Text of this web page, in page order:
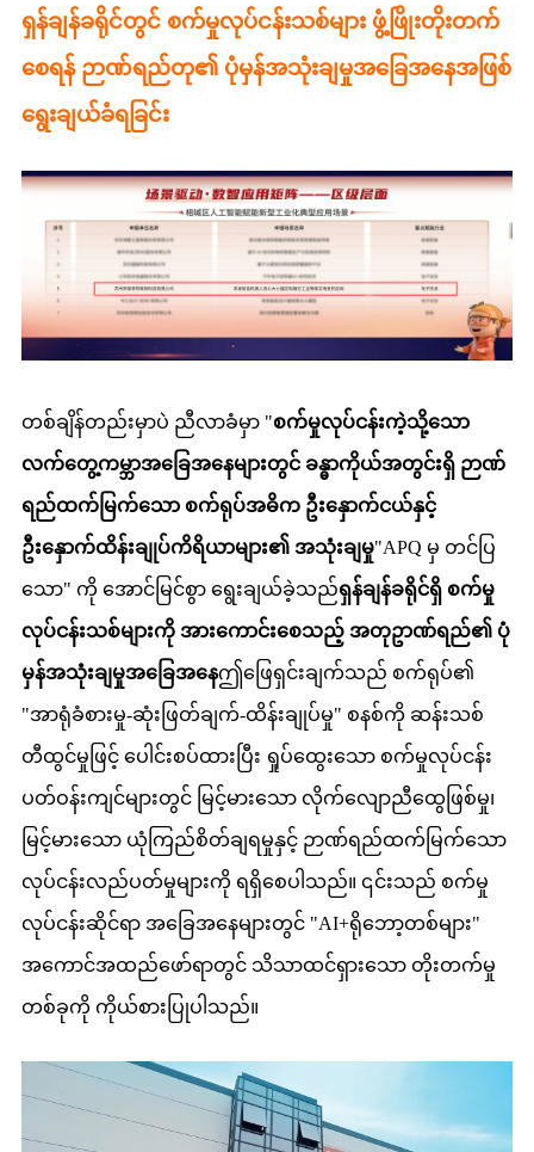
ရှန်ချန်ခရိုင်တွင် စက်မှုလုပ်ငန်းသစ်များ ဖွံ့ဖြိုးတိုးတက်
စေရန် ဉာဏ်ရည်တု၏ ပုံမှန်အသုံးချမှုအခြေအနေအဖြစ်
ရွေးချယ်ခံရခြင်း
တစ်ချိန်တည်းမှာပဲ ညီလာခံမှာ "စက်မှုလုပ်ငန်းကဲ့သို့သော
လက်တွေ့ကမ္ဘာအခြေအနေများတွင် ခန္ဓာကိုယ်အတွင်းရှိ ဉာဏ်
ရည်ထက်မြက်သော စက်ရုပ်အဓိက ဦးနှောက်ငယ်နှင့်
ဦးနှောက်ထိန်းချုပ်ကိရိယာများ၏ အသုံးချမှု"APQ မှ တင်ပြ
သော" ကို အောင်မြင်စွာ ရွေးချယ်ခဲ့သည်ရှန်ချန်ခရိုင်ရှိ စက်မှု
လုပ်ငန်းသစ်များကို အားကောင်းစေသည့် အတုဥာဏ်ရည်၏ ပုံ
မှန်အသုံးချမှုအခြေအနေဤဖြေရှင်းချက်သည် စက်ရုပ်၏
"အာရုံခံစားမှု-ဆုံးဖြတ်ချက်-ထိန်းချုပ်မှု" စနစ်ကို ဆန်းသစ်
တီထွင်မှုဖြင့် ပေါင်းစပ်ထားပြီး ရှုပ်ထွေးသော စက်မှုလုပ်ငန်း
ပတ်ဝန်းကျင်များတွင် မြင့်မားသော လိုက်လျောညီထွေဖြစ်မှု၊
မြင့်မားသော ယုံကြည်စိတ်ချရမှုနှင့် ဉာဏ်ရည်ထက်မြက်သော
လုပ်ငန်းလည်ပတ်မှုများကို ရရှိစေပါသည်။ ၎င်းသည် စက်မှု
လုပ်ငန်းဆိုင်ရာ အခြေအနေများတွင် "AI+ရိုဘော့တစ်များ"
အကောင်အထည်ဖော်ရာတွင် သိသာထင်ရှားသော တိုးတက်မှု
တစ်ခုကို ကိုယ်စားပြုပါသည်။